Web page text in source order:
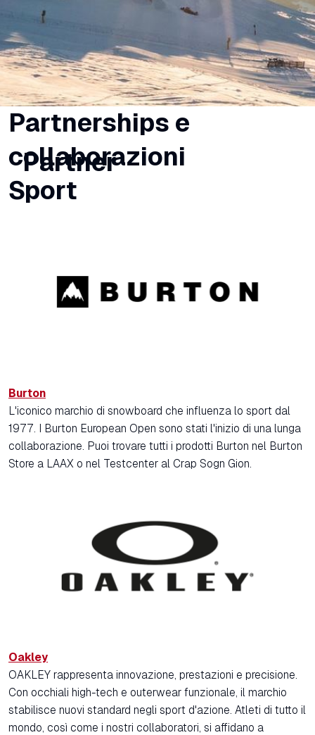
Partner
Partnerships e
collaborazioni
Sport
Burton
L'iconico marchio di snowboard che influenza lo sport dal
1977. I Burton European Open sono stati l'inizio di una lunga
collaborazione. Puoi trovare tutti i prodotti Burton nel Burton
Store a LAAX o nel Testcenter al Crap Sogn Gion.
Oakley
OAKLEY rappresenta innovazione, prestazioni e precisione.
Con occhiali high-tech e outerwear funzionale, il marchio
stabilisce nuovi standard negli sport d'azione. Atleti di tutto il
mondo, così come i nostri collaboratori, si affidano a